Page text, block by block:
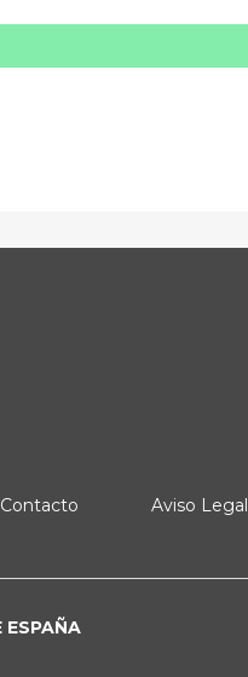
Contacto
Aviso Legal